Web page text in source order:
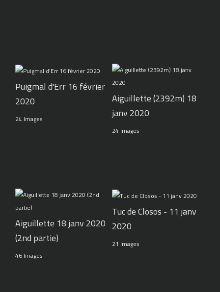
Puigmal d'Err 16 février
2020
24 Images
Aiguillette (2392m) 18
janv 2020
24 Images
Aiguillette 18 janv 2020
(2nd partie)
46 Images
Tuc de Closos - 11 janv
2020
21 Images